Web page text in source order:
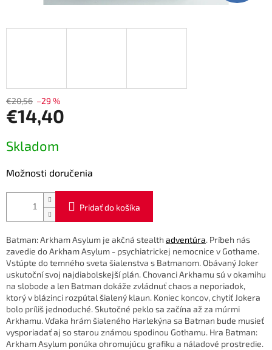
€20,56 –29 %
€14,40
cena:
Skladom
Možnosti doručenia
Pridať do košíka
Batman: Arkham Asylum je akčná stealth adventúra. Príbeh nás
zavedie do Arkham Asylum - psychiatrickej nemocnice v Gothame.
Vstúpte do temného sveta šialenstva s Batmanom. Obávaný Joker
uskutoční svoj najdiabolskejší plán. Chovanci Arkhamu sú v okamihu
na slobode a len Batman dokáže zvládnuť chaos a neporiadok,
ktorý v blázinci rozpútal šialený klaun. Koniec koncov, chytiť Jokera
bolo príliš jednoduché. Skutočné peklo sa začína až za múrmi
Arkhamu. Vďaka hrám šialeného Harlekýna sa Batman bude musieť
vysporiadať aj so starou známou spodinou Gothamu. Hra Batman:
Arkham Asylum ponúka ohromujúcu grafiku a náladové prostredie.